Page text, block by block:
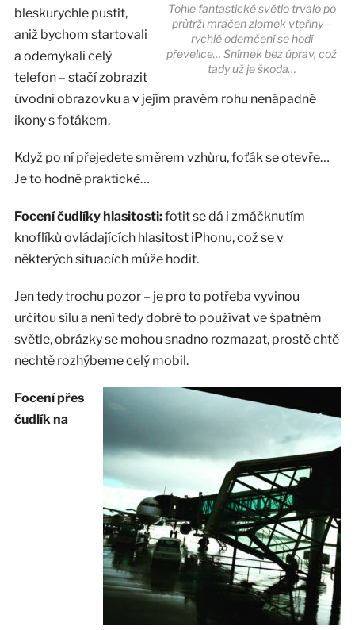
Tohle fantastické světlo trvalo po
průtrži mračen zlomek vteřiny –
rychlé odemčení se hodí
převelice… Snímek bez úprav, což
tady už je škoda…
bleskurychle pustit,
aniž bychom startovali
a odemykali celý
telefon – stačí zobrazit
úvodní obrazovku a v jejím pravém rohu nenápadné
ikony s foťákem.
Když po ní přejedete směrem vzhůru, foťák se otevře…
Je to hodně praktické…
Focení čudlíky hlasitosti:fotit se dá i zmáčknutím
knoflíků ovládajících hlasitost iPhonu, což se v
některých situacích může hodit.
Jen tedy trochu pozor – je pro to potřeba vyvinou
určitou sílu a není tedy dobré to používat ve špatném
světle, obrázky se mohou snadno rozmazat, prostě chtě
nechtě rozhýbeme celý mobil.
Focení přes
čudlík na